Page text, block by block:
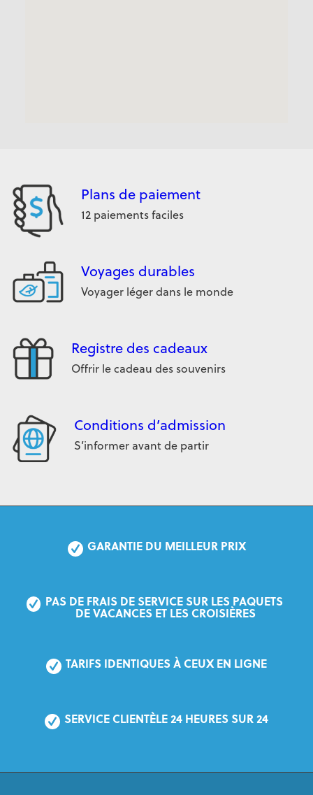
Plans de paiement
12 paiements faciles
Voyages durables
Voyager léger dans le monde
Registre des cadeaux
Offrir le cadeau des souvenirs
Conditions d’admission
S’informer avant de partir
GARANTIE DU MEILLEUR PRIX
PAS DE FRAIS DE SERVICE SUR LES PAQUETS
DE VACANCES ET LES CROISIÈRES
TARIFS IDENTIQUES À CEUX EN LIGNE
SERVICE CLIENTÈLE 24 HEURES SUR 24